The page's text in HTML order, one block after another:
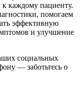
каждому пациенту.
помогаем
эффективную
и улучшение
социальных
— заботьтесь о